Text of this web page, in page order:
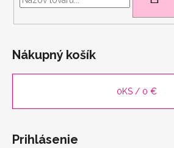
Nákupný košík
0KS / 0 €
Prihlásenie